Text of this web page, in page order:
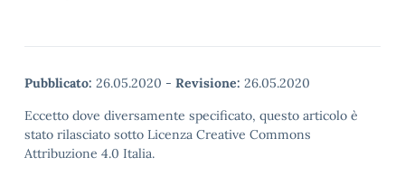
Pubblicato: 26.05.2020 - Revisione: 26.05.2020
Eccetto dove diversamente specificato, questo articolo è
stato rilasciato sotto Licenza Creative Commons
Attribuzione 4.0 Italia.